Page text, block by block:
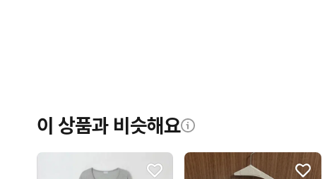
이 상품과 비슷해요